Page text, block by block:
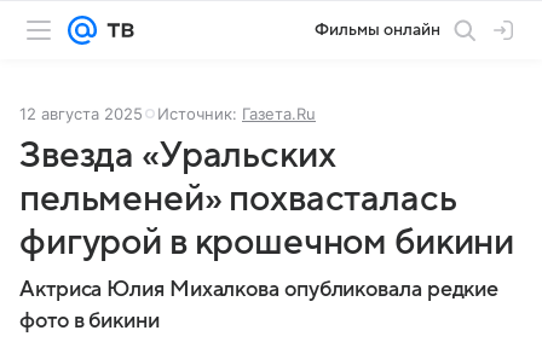
Фильмы онлайн
12 августа 2025 Источник: Газета.Ru
Звезда «Уральских
пельменей» похвасталась
фигурой в крошечном бикини
Актриса Юлия Михалкова опубликовала редкие
фото в бикини